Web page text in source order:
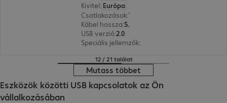
Kivitel: Európa
Csatlakozások:
Kábel hossza: 5 m
USB verzió:2.0
Speciális jellemzők:
12 / 21 találat
Mutass többet
Eszközök közötti USB kapcsolatok az Ön
vállalkozásában